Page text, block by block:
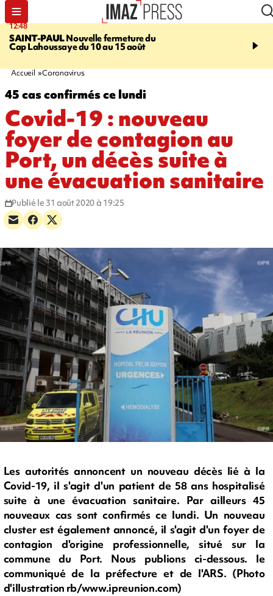
12:48
SAINT-PAULNouvelle fermeture du
Cap Lahoussaye du 10 au 15 août
14:23
massif de migrants, la
Accueil Coronavirus
45 cas confirmés ce lundi
Covid-19 : nouveau
foyer de contagion au
Port, un décès suite à
une évacuation sanitaire
Publié le 31 août 2020 à 19:25
Les autorités annoncent un nouveau décès lié à la
Covid-19, il s'agit d'un patient de 58 ans hospitalisé
suite à une évacuation sanitaire. Par ailleurs 45
nouveaux cas sont confirmés ce lundi. Un nouveau
cluster est également annoncé, il s'agit d'un foyer de
contagion d'origine professionnelle, situé sur la
commune du Port. Nous publions ci-dessous. le
communiqué de la préfecture et de l'ARS. (Photo
d'illustration rb/www.ipreunion.com)